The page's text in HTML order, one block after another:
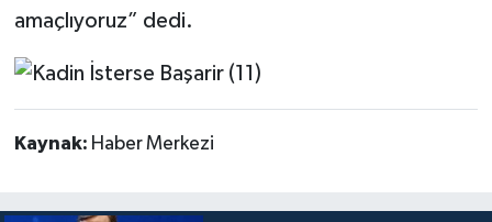
amaçlıyoruz” dedi.
Kaynak: Haber Merkezi